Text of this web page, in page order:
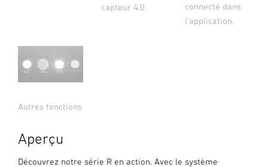
capteur 4.0
connecté dans
l'application.
Autres fonctions
Aperçu
Découvrez notre série R en action. Avec le système